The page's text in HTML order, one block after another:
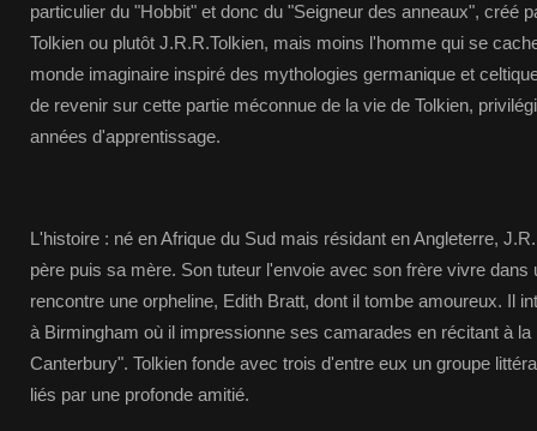
particulier du "Hobbit" et donc du "Seigneur des anneaux", créé
Tolkien ou plutôt J.R.R.Tolkien, mais moins l'homme qui se
monde imaginaire inspiré des mythologies germanique et
de revenir sur cette partie méconnue de la vie de Tolkien,
années d'apprentissage.
L'histoire : né en Afrique du Sud mais résidant en Angleterre,
père puis sa mère. Son tuteur l'envoie avec son frère vivre dans
rencontre une orpheline, Edith Bratt, dont il tombe amoureux. Il
à Birmingham où il impressionne ses camarades en récitant à
Canterbury". Tolkien fonde avec trois d'entre eux un groupe
liés par une profonde amitié.